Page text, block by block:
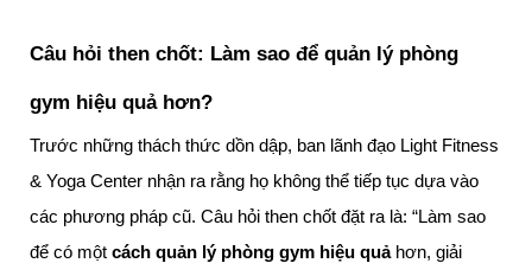
Câu hỏi then chốt: Làm sao để quản lý phòng
gym hiệu quả hơn?
Trước những thách thức dồn dập, ban lãnh đạo Light Fitness
& Yoga Center nhận ra rằng họ không thể tiếp tục dựa vào
các phương pháp cũ. Câu hỏi then chốt đặt ra là: “Làm sao
để có một cách quản lý phòng gym hiệu quảhơn, giải